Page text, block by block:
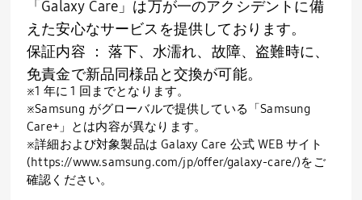
「Galaxy Care」は万が一のアクシデントに備
えた安心なサービスを提供しております。
保証内容 ： 落下、水濡れ、故障、盗難時に、
免責金で新品同様品と交換が可能。
※1 年に 1 回までとなります。
※Samsung がグローバルで提供している「Samsung
Care+」とは内容が異なります。
※詳細および対象製品は Galaxy Care 公式 WEB サイト
(https://www.samsung.com/jp/offer/galaxy-care/)をご
確認ください。